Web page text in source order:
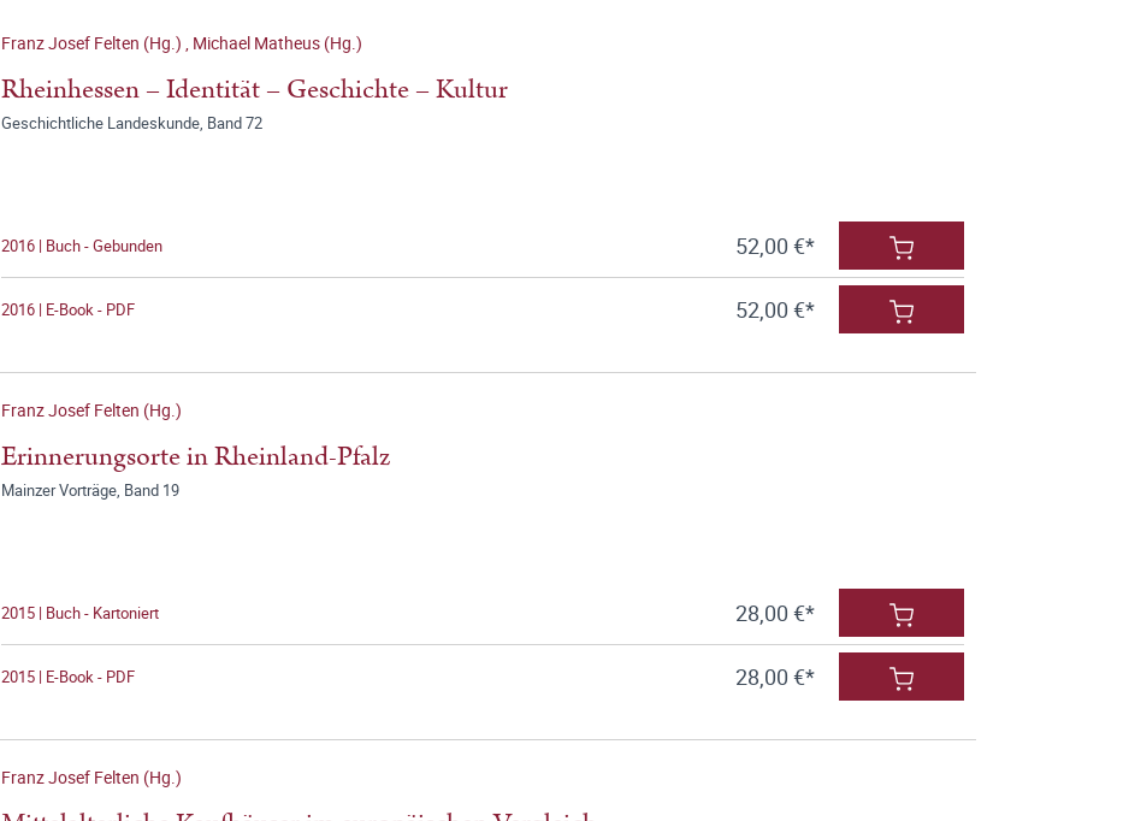
Franz Josef Felten (Hg.) , Michael Matheus (Hg.)
Rheinhessen – Identität – Geschichte – Kultur
Geschichtliche Landeskunde, Band 72
2016 | Buch - Gebunden 52,00 €*
2016 | E-Book - PDF 52,00 €*
Franz Josef Felten (Hg.)
Erinnerungsorte in Rheinland-Pfalz
Mainzer Vorträge, Band 19
2015 | Buch - Kartoniert 28,00 €*
2015 | E-Book - PDF 28,00 €*
Franz Josef Felten (Hg.)